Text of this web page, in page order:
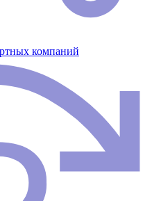
компаний